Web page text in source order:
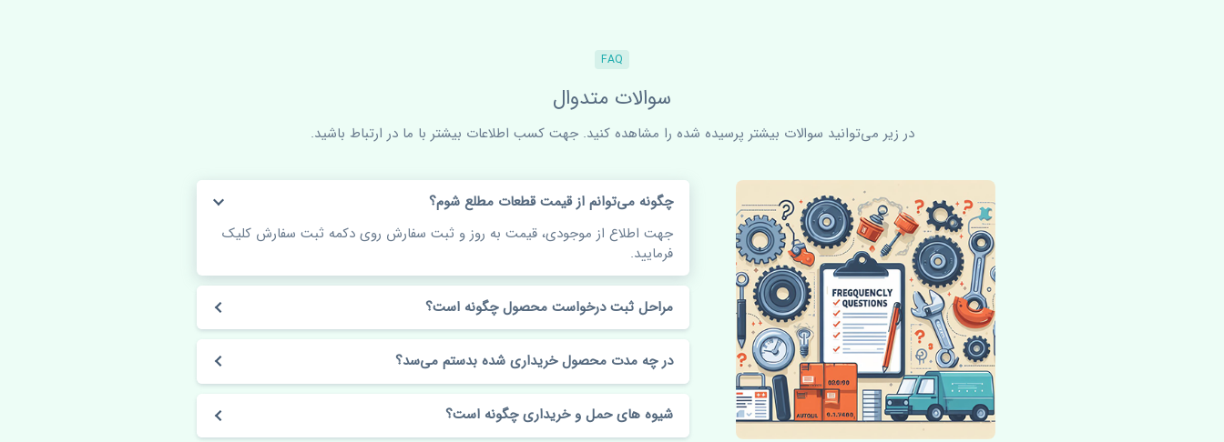
FAQ
سوالات متدوال
در زیر می‌توانید سوالات بیشتر پرسیده شده را مشاهده کنید. جهت کسب اطلاعات بیشتر با ما در ارتباط باشید.
چگونه می‌توانم از قیمت قطعات مطلع شوم؟
جهت اطلاع از موجودی، قیمت به روز و ثبت سفارش روی دکمه ثبت سفارش کلیک
فرمایید.
مراحل ثبت درخواست محصول چگونه است؟
در چه مدت محصول خریداری شده بدستم می‌سد؟
شیوه های حمل و خریداری چگونه است؟